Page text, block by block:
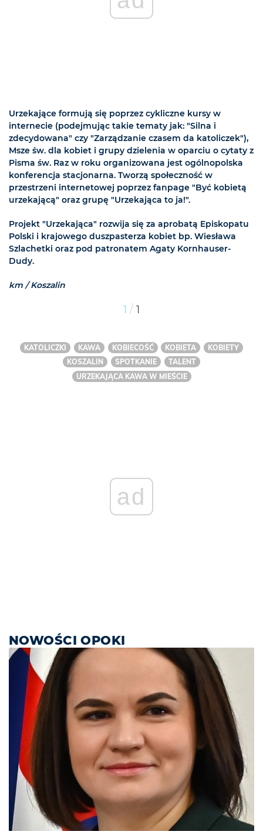
Urzekające formują się poprzez cykliczne kursy w
internecie (podejmując takie tematy jak: "Silna i
zdecydowana" czy "Zarządzanie czasem da katoliczek"),
Msze św. dla kobiet i grupy dzielenia w oparciu o cytaty z
Pisma św. Raz w roku organizowana jest ogólnopolska
konferencja stacjonarna. Tworzą społeczność w
przestrzeni internetowej poprzez fanpage "Być kobietą
urzekającą" oraz grupę "Urzekająca to ja!".
Projekt "Urzekająca" rozwija się za aprobatą Episkopatu
Polski i krajowego duszpasterza kobiet bp. Wiesława
Szlachetki oraz pod patronatem Agaty Kornhauser-
Dudy.
km / Koszalin
1 / 1
KATOLICZKI KAWA KOBIECOŚĆ KOBIETA
KOBIETY
KOSZALIN
SPOTKANIE
TALENT
URZEKAJĄCA KAWA W MIEŚCIE
ad
NOWOŚCI OPOKI